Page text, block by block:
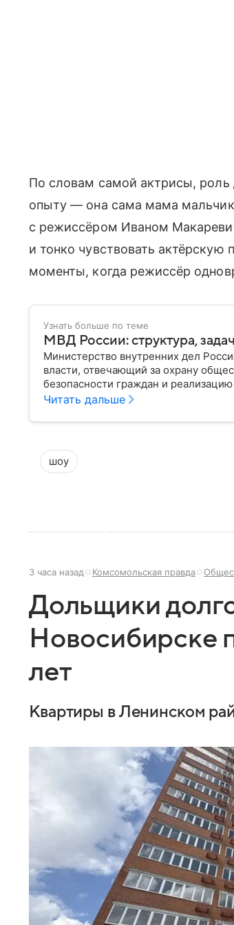
По словам самой актрисы, роль
опыту — она сама мама
с режиссёром Иваном
и тонко чувствовать
моменты, когда режиссёр
Узнать больше по теме
МВД России: структура,
Министерство внутренних дел
власти, отвечающий за охрану
безопасности граждан и
материале рассказываем, чем
Читать дальше
шоу
3 часа назад Комсомольская правда
Дольщики
Новосибирске
лет
Квартиры в Ленинском